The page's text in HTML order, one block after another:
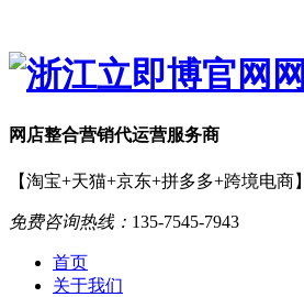
网店整合营销代运营服务商
【淘宝+天猫+京东+拼多多+跨境电商】
免费咨询热线： 135-7545-7943
首页
关于我们